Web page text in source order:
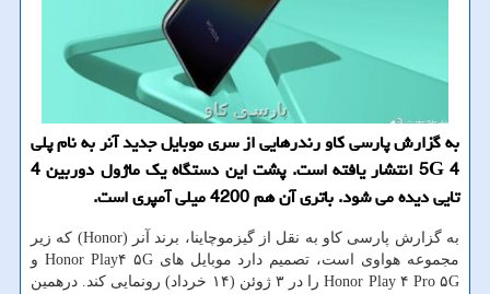
به گزارش پارسی كاو رندرهایی از سری موبایل جدید آنر به نام پلی
4 5G انتشار یافته است. پشت این دستگاه یك ماژول دوربین 4
تایی دیده می شود. باتری آن هم 4200 میلی آمپری است.
به گزارش پارسی کاو به نقل از گیزموچاینا، برند آنر (Honor) که زیر
مجموعه هواوی است، تصمیم دارد موبایل های Honor Play۴ ۵G و
Honor Play ۴ Pro ۵G را در ۳ ژوئن (۱۴ خرداد) رونمایی کند. درهمین